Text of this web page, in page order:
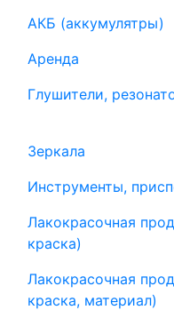
АКБ (аккумулятры)
Аренда
Глушители,
Зеркала
Инструменты,
Лакокрасочная
краска)
Лакокрасочная
краска, материал)